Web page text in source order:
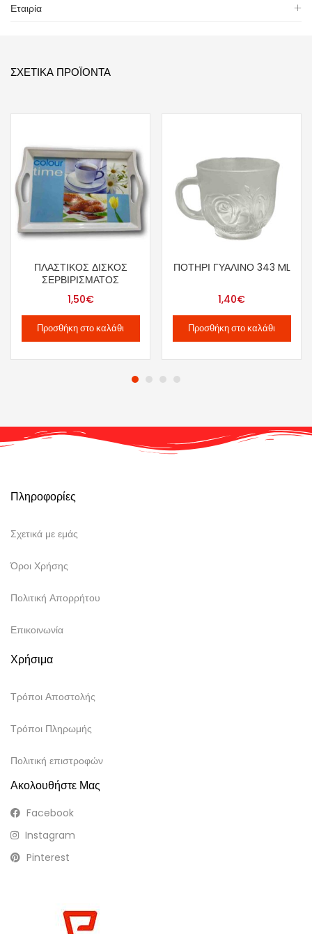
Εταιρία
ΣΧΕΤΙΚΆ ΠΡΟΪΌΝΤΑ
ΠΛΑΣΤΙΚΌΣ ΔΊΣΚΟΣ
ΣΕΡΒΙΡΊΣΜΑΤΟΣ
1,50€
Προσθήκη στο καλάθι
ΠΟΤΉΡΙ ΓΥΆΛΙΝΟ 343 ML
1,40€
Προσθήκη στο καλάθι
Πληροφορίες
Σχετικά με εμάς
Όροι Χρήσης
Πολιτική Απορρήτου
Επικοινωνία
Χρήσιμα
Τρόποι Αποστολής
Τρόποι Πληρωμής
Πολιτική επιστροφών
Ακολουθήστε Μας
Facebook
Instagram
Pinterest